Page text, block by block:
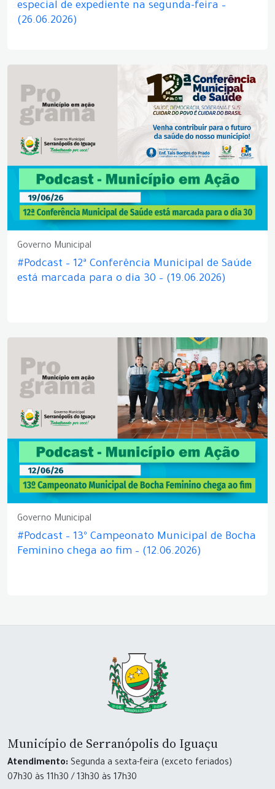
especial de expediente na segunda-feira –
(26.06.2026)
Governo Municipal
#Podcast – 12ª Conferência Municipal de Saúde
está marcada para o dia 30 – (19.06.2026)
Governo Municipal
#Podcast – 13º Campeonato Municipal de Bocha
Feminino chega ao fim – (12.06.2026)
Município de Serranópolis do Iguaçu
Atendimento: Segunda a sexta-feira (exceto feriados)
07h30 às 11h30 / 13h30 às 17h30